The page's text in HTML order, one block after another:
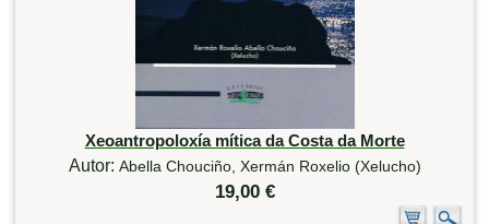
Xeoantropoloxía mítica da Costa da Morte
Autor: Abella Chouciño, Xermán Roxelio (Xelucho)
19,00 €